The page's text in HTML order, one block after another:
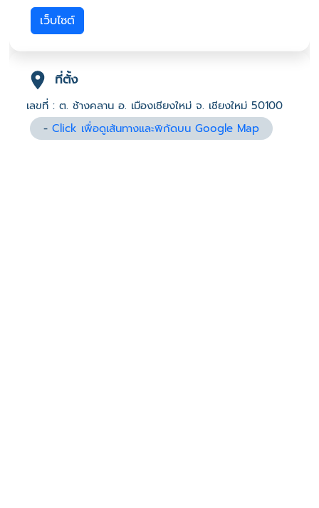
เว็บไซต์
ที่ตั้ง
เลขที่ : ต. ช้างคลาน อ. เมืองเชียงใหม่ จ. เชียงใหม่ 50100
-Click เพื่อดูเส้นทางและพิกัดบน Google Map